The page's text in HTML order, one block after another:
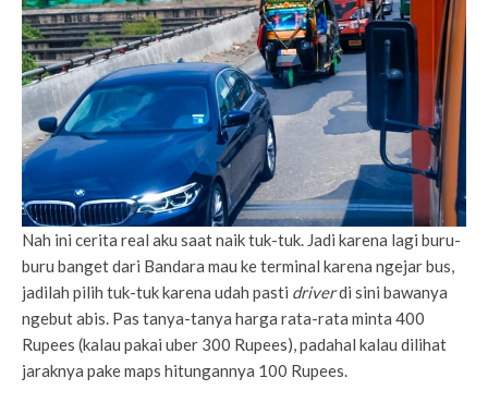
Nah ini cerita real aku saat naik tuk-tuk. Jadi karena lagi buru-
buru banget dari Bandara mau ke terminal karena ngejar bus,
jadilah pilih tuk-tuk karena udah pasti driverdi sini bawanya
ngebut abis. Pas tanya-tanya harga rata-rata minta 400
Rupees (kalau pakai uber 300 Rupees), padahal kalau dilihat
jaraknya pake maps hitungannya 100 Rupees.